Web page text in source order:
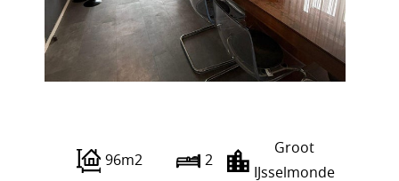
96m2 2
Groot
IJsselmonde